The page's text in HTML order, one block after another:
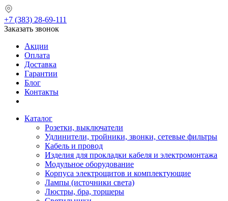
+7 (383) 28-69-111
Заказать звонок
Акции
Оплата
Доставка
Гарантии
Блог
Контакты
Каталог
Розетки, выключатели
Удлинители, тройники, звонки, сетевые фильтры
Кабель и провод
Изделия для прокладки кабеля и электромонтажа
Модульное оборудование
Корпуса электрощитов и комплектующие
Лампы (источники света)
Люстры, бра, торшеры